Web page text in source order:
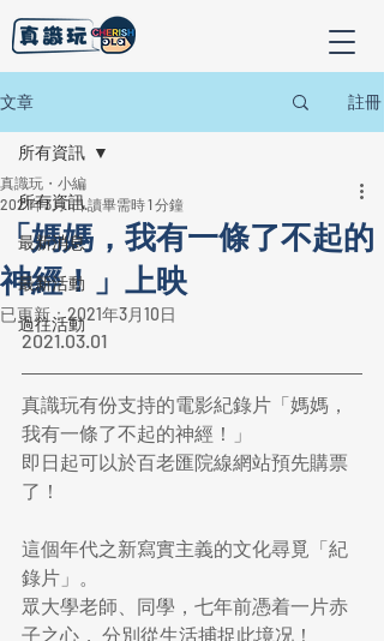
文章 註冊
所有資訊
最新消息
最新活動
過往活動
所有資訊
「媽媽，我有一條了不起的
神經！」上映
真識玩・小編
2021年3月1日讀畢需時 1 分鐘
已更新：2021年3月10日
2021.03.01
真識玩有份支持的電影紀錄片「媽媽，
我有一條了不起的神經！」
即日起可以於百老匯院線網站預先購票
了！
這個年代之新寫實主義的文化尋覓「紀
錄片」。
眾大學老師、同學，七年前憑着一片赤
子之心， 分別從生活捕捉此境况！